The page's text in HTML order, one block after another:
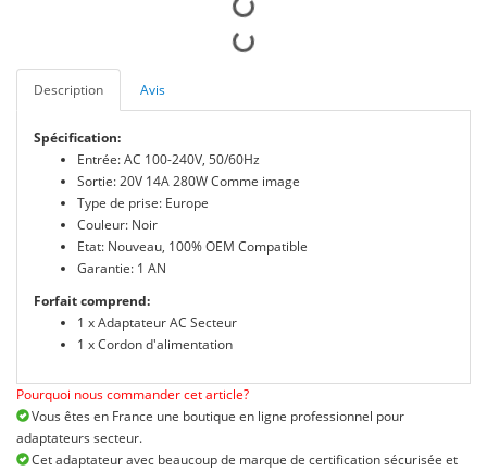
Description Avis
Spécification:
Entrée: AC 100-240V, 50/60Hz
Sortie: 20V 14A 280W Comme image
Type de prise: Europe
Couleur: Noir
Etat: Nouveau, 100% OEM Compatible
Garantie: 1 AN
Forfait comprend:
1 x Adaptateur AC Secteur
1 x Cordon d'alimentation
Pourquoi nous commander cet article?
Vous êtes en France une boutique en ligne professionnel pour
adaptateurs secteur.
Cet adaptateur avec beaucoup de marque de certification sécurisée et